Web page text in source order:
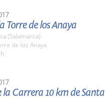
Torre de los Anaya
(Salamanca)
de los Anaya
la Carrera 10 km de Santa